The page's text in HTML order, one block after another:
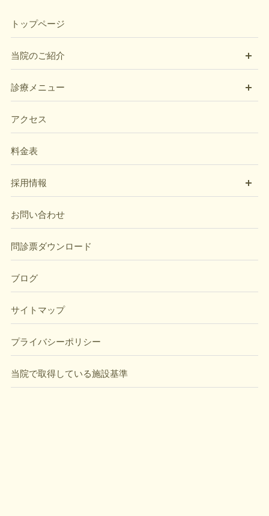
トップページ
当院のご紹介
診療メニュー
アクセス
料金表
採用情報
お問い合わせ
問診票ダウンロード
ブログ
サイトマップ
プライバシーポリシー
当院で取得している施設基準